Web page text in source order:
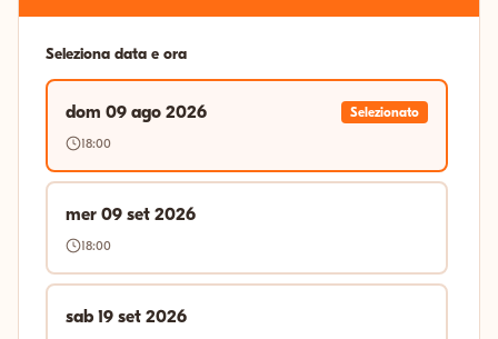
Seleziona data e ora
dom 09 ago 2026
Selezionato
18:00
mer 09 set 2026
18:00
sab 19 set 2026